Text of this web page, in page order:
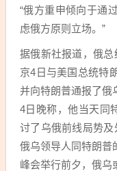
“俄方重申倾向于通
虑俄方原则立场。”
据俄新社报道，俄
京4日与美国总统特
并向特朗普通报了俄
4日晚称，他当天同
讨了乌俄前线局势及
俄乌领导人同特朗普
峰会举行前夕，俄乌